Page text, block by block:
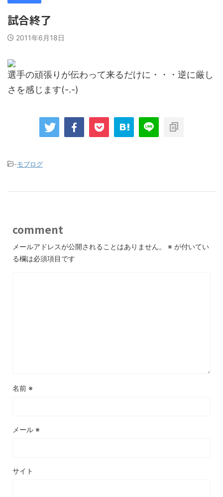
試合終了
2011年6月18日
選手の頑張りが伝わって来るだけに・・・逆に厳し
さを感じます(-.-)
-モブログ
comment
メールアドレスが公開されることはありません。 ※ が付いてい
る欄は必須項目です
名前 ※
メール ※
サイト